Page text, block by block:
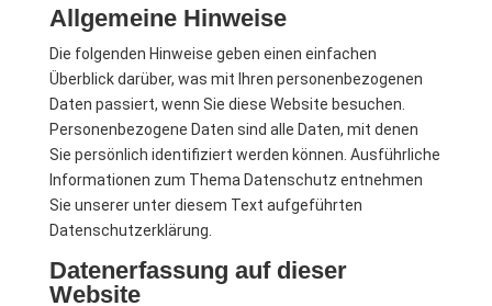
Allgemeine Hinweise
Die folgenden Hinweise geben einen einfachen
Überblick darüber, was mit Ihren personenbezogenen
Daten passiert, wenn Sie diese Website besuchen.
Personenbezogene Daten sind alle Daten, mit denen
Sie persönlich identifiziert werden können. Ausführliche
Informationen zum Thema Datenschutz entnehmen
Sie unserer unter diesem Text aufgeführten
Datenschutzerklärung.
Datenerfassung auf dieser
Website